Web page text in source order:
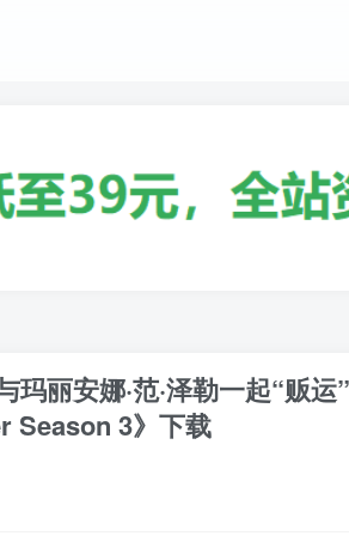
玛丽安娜·范·泽勒一起“贩
Season 3》下载